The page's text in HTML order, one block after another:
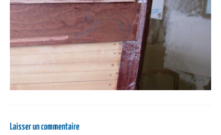
Laisser un commentaire